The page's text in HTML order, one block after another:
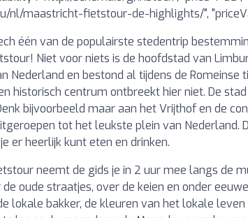
nl/maastricht-fietstour-de-highlights/",
één van de populairste stedentrip
Niet voor niets is de hoofdstad van
Nederland en bestond al tijdens de Romeinse
historisch centrum ontbreekt hier niet. De
bijvoorbeeld maar aan het Vrijthof en de
tot het leukste plein van Nederland.
er heerlijk kunt eten en drinken.
neemt de gids je in 2 uur mee langs de
oude straatjes, over de keien en onder
lokale bakker, de kleuren van het lokale